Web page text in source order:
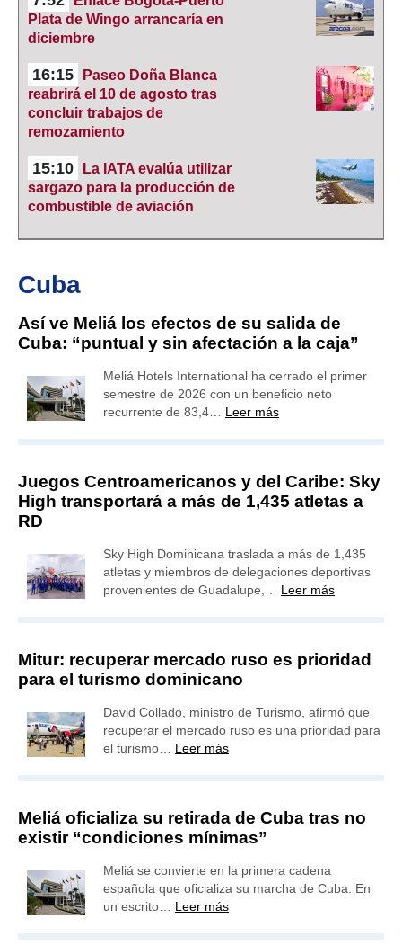
Plata de Wingo arrancaría en
diciembre
16:15
Paseo Doña Blanca
reabrirá el 10 de agosto tras
concluir trabajos de
remozamiento
15:10
La IATA evalúa utilizar
sargazo para la producción de
combustible de aviación
Cuba
Así ve Meliá los efectos de su salida de
Cuba: “puntual y sin afectación a la caja”
Meliá Hotels International ha cerrado el primer
semestre de 2026 con un beneficio neto
recurrente de 83,4… Leer más
Juegos Centroamericanos y del Caribe: Sky
High transportará a más de 1,435 atletas a
RD
Sky High Dominicana traslada a más de 1,435
atletas y miembros de delegaciones deportivas
provenientes de Guadalupe,… Leer más
Mitur: recuperar mercado ruso es prioridad
para el turismo dominicano
David Collado, ministro de Turismo, afirmó que
recuperar el mercado ruso es una prioridad para
el turismo… Leer más
Meliá oficializa su retirada de Cuba tras no
existir “condiciones mínimas”
Meliá se convierte en la primera cadena
española que oficializa su marcha de Cuba. En
un escrito… Leer más